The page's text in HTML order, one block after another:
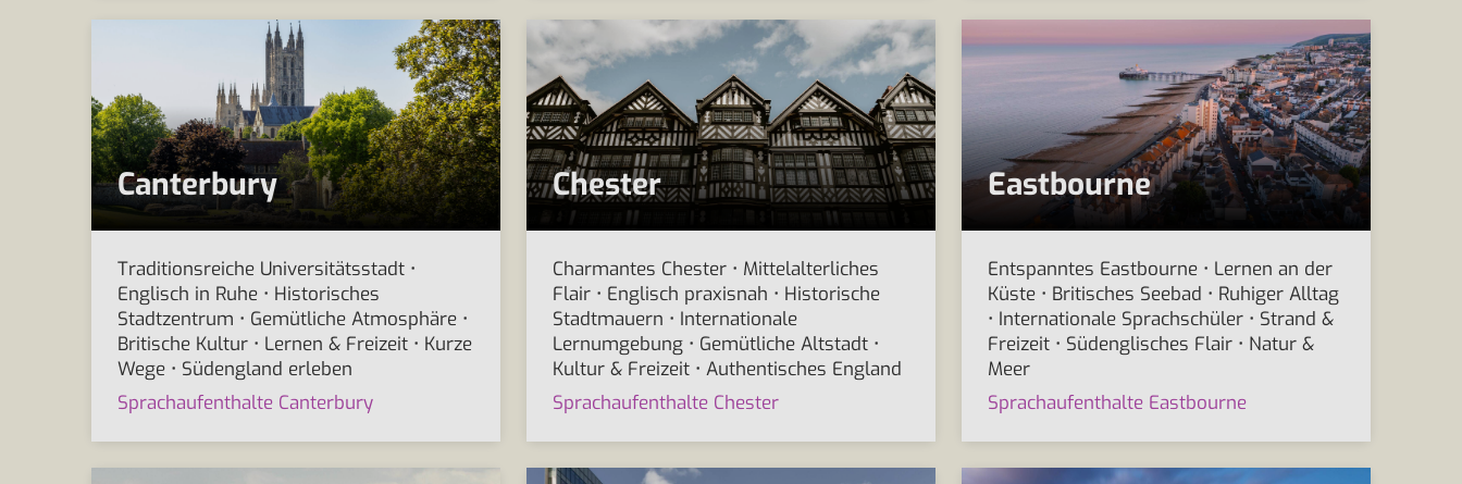
Canterbury
Traditionsreiche Universitätsstadt •
Englisch in Ruhe • Historisches
Stadtzentrum • Gemütliche Atmosphäre •
Britische Kultur • Lernen & Freizeit • Kurze
Wege • Südengland erleben
Sprachaufenthalte Canterbury
Chester
Charmantes Chester • Mittelalterliches
Flair • Englisch praxisnah • Historische
Stadtmauern • Internationale
Lernumgebung • Gemütliche Altstadt •
Kultur & Freizeit • Authentisches England
Sprachaufenthalte Chester
Eastbourne
Entspanntes Eastbourne • Lernen an der
Küste • Britisches Seebad • Ruhiger Alltag
• Internationale Sprachschüler • Strand &
Freizeit • Südenglisches Flair • Natur &
Meer
Sprachaufenthalte Eastbourne